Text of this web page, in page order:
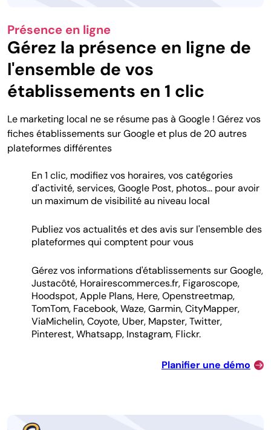
Présence en ligne
Gérez la présence en ligne de
l'ensemble de vos
établissements en 1 clic
Le marketing local ne se résume pas à Google ! Gérez vos
fiches établissements sur Google et plus de 20 autres
plateformes différentes
En 1 clic, modifiez vos horaires, vos catégories
d'activité, services, Google Post, photos... pour avoir
un maximum de visibilité au niveau local
Publiez vos actualités et des avis sur l'ensemble des
plateformes qui comptent pour vous
Gérez vos informations d'établissements sur Google,
Justacôté, Horairescommerces.fr, Figaroscope,
Hoodspot, Apple Plans, Here, Openstreetmap,
TomTom, Facebook, Waze, Garmin, CityMapper,
ViaMichelin, Coyote, Uber, Mapster, Twitter,
Pinterest, Whatsapp, Instagram, Flickr.
Planifier une démo